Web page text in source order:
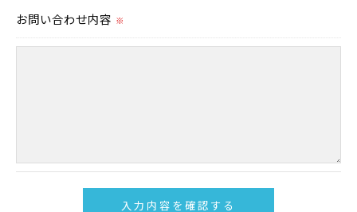
必要な情報を頂けない場合は、それに対応した当社のサ
当社では、お客様の個人情報の開示･訂正･削除・利用停
ご本人である事を確認のうえ、対応させて頂きます。
お問い合わせ内容 ※